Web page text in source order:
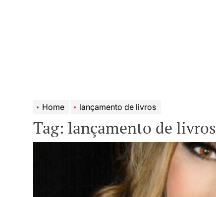
Home lançamento de livros
Tag: lançamento de livros